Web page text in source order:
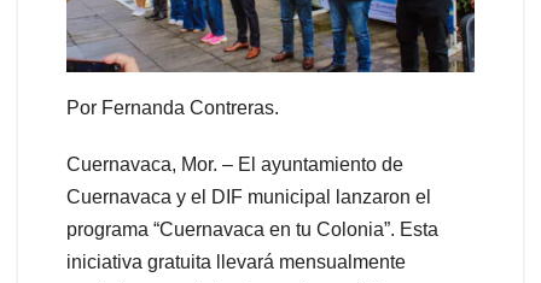
Por Fernanda Contreras.
Cuernavaca, Mor. – El ayuntamiento de
Cuernavaca y el DIF municipal lanzaron el
programa “Cuernavaca en tu Colonia”. Esta
iniciativa gratuita llevará mensualmente